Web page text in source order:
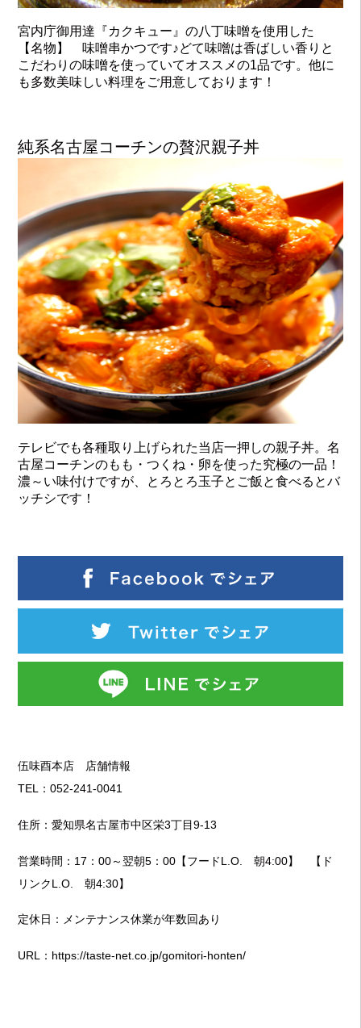
宮内庁御用達『カクキュー』の八丁味噌を使用した
【名物】 味噌串かつです♪どて味噌は香ばしい香りと
こだわりの味噌を使っていてオススメの1品です。他に
も多数美味しい料理をご用意しております！
純系名古屋コーチンの贅沢親子丼
テレビでも各種取り上げられた当店一押しの親子丼。名
古屋コーチンのもも・つくね・卵を使った究極の一品！
濃～い味付けですが、とろとろ玉子とご飯と食べるとバ
ッチシです！
伍味酉本店 店舗情報
TEL：052-241-0041
住所：愛知県名古屋市中区栄3丁目9-13
営業時間：17：00～翌朝5：00【フードL.O. 朝4:00】 【ド
リンクL.O. 朝4:30】
定休日：メンテナンス休業が年数回あり
URL： https://taste-net.co.jp/gomitori-honten/